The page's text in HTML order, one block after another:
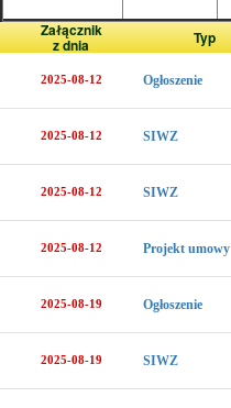
Załącznik
z dnia Typ
2025-08-12 Ogłoszenie
2025-08-12 SIWZ
2025-08-12 SIWZ
2025-08-12 Projekt umowy
2025-08-19 Ogłoszenie
2025-08-19 SIWZ